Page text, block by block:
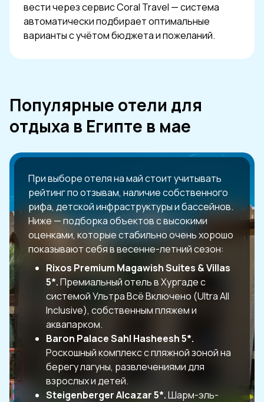
вести через сервис Coral Travel — система
автоматически подбирает оптимальные
варианты с учётом бюджета и пожеланий.
Популярные отели для
отдыха в Египте в мае
При выборе отеля на май стоит учитывать
рейтинг по отзывам, наличие собственного
рифа, детской инфраструктуры и бассейнов.
Ниже — подборка объектов с высокими
оценками, которые стабильно очень хорошо
показывают себя в весенне-летний сезон:
Rixos Premium Magawish Suites & Villas
5*.Премиальный отель в Хургаде с
системой Ультра Всё Включено (Ultra All
Inclusive), собственным пляжем и
аквапарком.
Baron Palace Sahl Hasheesh 5*.
Роскошный комплекс с пляжной зоной на
берегу лагуны, развлечениями для
взрослых и детей.
Steigenberger Alcazar 5*.Шарм-эль-